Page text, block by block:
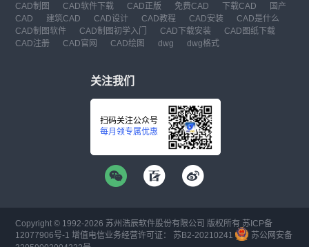
CAD制图 CAD软件下载 CAD正版 免费CAD 下载CAD
国产
CAD
建筑CAD CAD设计 CAD教程 CAD安装
CAD是什么
CAD制图软件
CAD制图初学入门 CAD下载安装
CAD图纸下载
CAD注册
CAD官网 CAD绘图 dwg dwg格式
关注我们
扫码关注公众号
每月领专属优惠
Copyright © 1992-2026 苏州浩辰软件股份有限公司 版权所有 苏ICP备
12077906号-1 增值电信业务经营许可证： 苏B2-20210241
苏公网安备